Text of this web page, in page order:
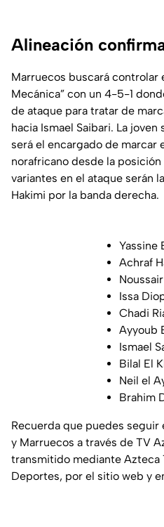
Alineación
Marruecos buscará controlar
Mecánica” con un 4-5-1
de ataque para tratar de
hacia Ismael Saibari. La
será el encargado de marcar
norafricano desde la
variantes en el ataque serán
Hakimi por la banda derecha.
Yassine
Achraf
Issa
Chadi
Ayyoub
Ismael
Bilal El
Neil el
Brahim
Recuerda que puedes seguir
y Marruecos a través de TV
transmitido mediante Azteca
Deportes, por el sitio web y